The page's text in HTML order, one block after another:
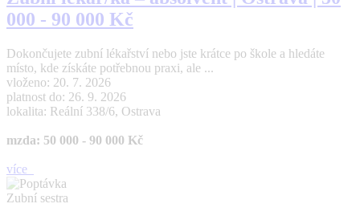
000 - 90 000 Kč
Dokončujete zubní lékařství nebo jste krátce po škole a hledáte
místo, kde získáte potřebnou praxi, ale ...
vloženo: 20. 7. 2026
platnost do: 26. 9. 2026
lokalita: Reální 338/6, Ostrava
mzda: 50 000 - 90 000 Kč
více
Zubní sestra